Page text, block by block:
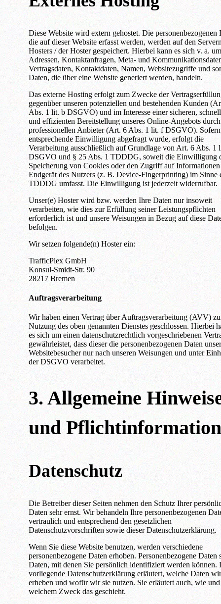
Diese Website wird extern gehostet. Die personenbezogenen
die auf dieser Website erfasst werden, werden auf den
Hosters / der Hoster gespeichert. Hierbei kann es sich v. a.
Adressen, Kontaktanfragen, Meta- und
Vertragsdaten, Kontaktdaten, Namen, Websitezugriffe und
Daten, die über eine Website generiert werden, handeln.
Das externe Hosting erfolgt zum Zwecke der
gegenüber unseren potenziellen und bestehenden Kunden
Abs. 1 lit. b DSGVO) und im Interesse einer sicheren,
und effizienten Bereitstellung unseres Online-Angebots
professionellen Anbieter (Art. 6 Abs. 1 lit. f DSGVO).
entsprechende Einwilligung abgefragt wurde, erfolgt die
Verarbeitung ausschließlich auf Grundlage von Art. 6 Abs. 1
DSGVO und § 25 Abs. 1 TDDDG, soweit die Einwilligung
Speicherung von Cookies oder den Zugriff auf
Endgerät des Nutzers (z. B. Device-Fingerprinting) im Sinne
TDDDG umfasst. Die Einwilligung ist jederzeit widerrufbar.
Unser(e) Hoster wird bzw. werden Ihre Daten nur insoweit
verarbeiten, wie dies zur Erfüllung seiner Leistungspflichten
erforderlich ist und unsere Weisungen in Bezug auf diese
befolgen.
Wir setzen folgende(n) Hoster ein:
TrafficPlex GmbH
Konsul-Smidt-Str. 90
28217 Bremen
Auftragsverarbeitung
Wir haben einen Vertrag über Auftragsverarbeitung (AVV)
Nutzung des oben genannten Dienstes geschlossen. Hierbei
es sich um einen datenschutzrechtlich vorgeschriebenen
gewährleistet, dass dieser die personenbezogenen Daten
Websitebesucher nur nach unseren Weisungen und unter
der DSGVO verarbeitet.
3. Allgemeine
und
Datenschutz
Die Betreiber dieser Seiten nehmen den Schutz Ihrer
Daten sehr ernst. Wir behandeln Ihre personenbezogenen
vertraulich und entsprechend den gesetzlichen
Datenschutzvorschriften sowie dieser Datenschutzerklärung.
Wenn Sie diese Website benutzen, werden verschiedene
personenbezogene Daten erhoben. Personenbezogene Daten
Daten, mit denen Sie persönlich identifiziert werden können.
vorliegende Datenschutzerklärung erläutert, welche Daten wir
erheben und wofür wir sie nutzen. Sie erläutert auch, wie
welchem Zweck das geschieht.